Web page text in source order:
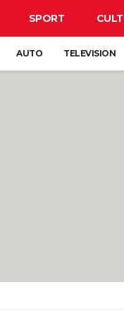
SPORT
AUTO TELEVISION